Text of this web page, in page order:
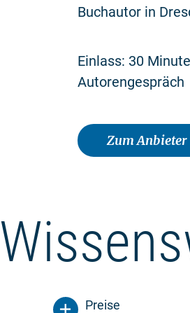
Buchautor in
Einlass: 30
Autorengespräch
Zum Anbieter
Preise